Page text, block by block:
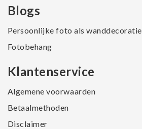
Blogs
Persoonlijke foto als wanddecoratie
Fotobehang
Klantenservice
Algemene voorwaarden
Betaalmethoden
Disclaimer